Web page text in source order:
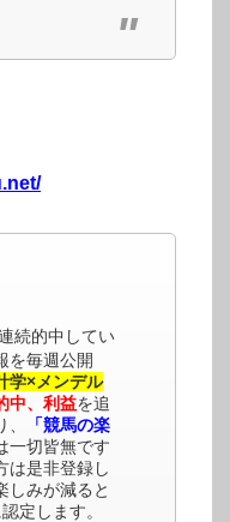
続的中してい
を毎週公開
学×メンデル
中、利益を追
「競馬の楽
一切皆無です
は是非登録し
しみが減ると
定します。